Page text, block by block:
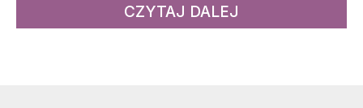
CZYTAJ DALEJ